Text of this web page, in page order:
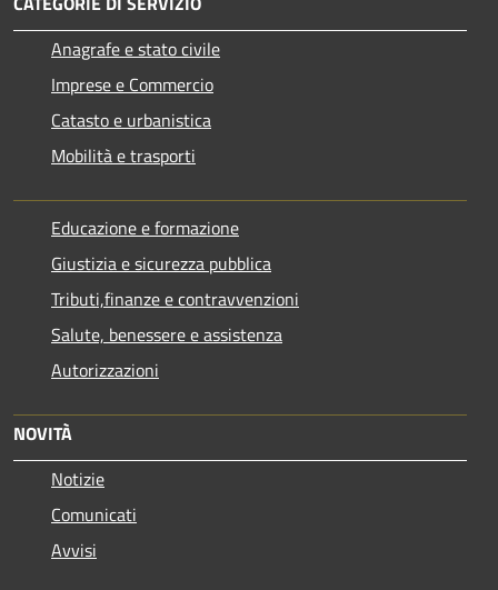
Anagrafe e stato civile
Imprese e Commercio
Catasto e urbanistica
Mobilità e trasporti
Educazione e formazione
Giustizia e sicurezza pubblica
Tributi,finanze e contravvenzioni
Salute, benessere e assistenza
Autorizzazioni
NOVITÀ
Notizie
Comunicati
Avvisi